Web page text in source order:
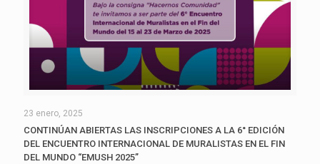
23 enero, 2025
CONTINÚAN ABIERTAS LAS INSCRIPCIONES A LA 6° EDICIÓN
DEL ENCUENTRO INTERNACIONAL DE MURALISTAS EN EL FIN
DEL MUNDO “EMUSH 2025”